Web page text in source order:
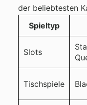
der beliebtesten
Spieltyp
Slots
Tischspiele